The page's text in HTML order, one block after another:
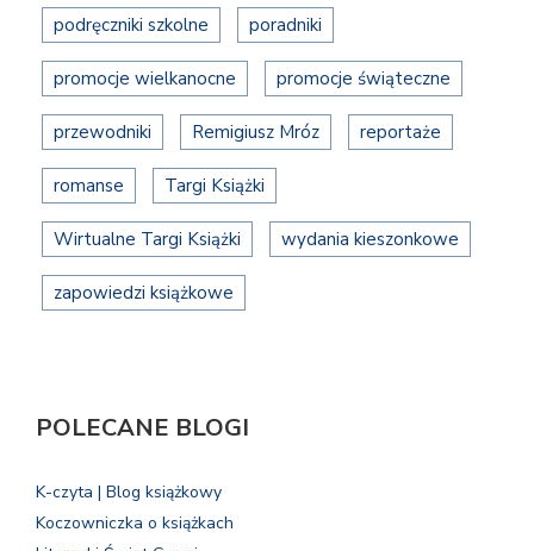
podręczniki szkolne poradniki
promocje wielkanocne promocje świąteczne
przewodniki Remigiusz Mróz reportaże
romanse Targi Książki
Wirtualne Targi Książki wydania kieszonkowe
zapowiedzi książkowe
POLECANE BLOGI
K-czyta | Blog książkowy
Koczowniczka o książkach